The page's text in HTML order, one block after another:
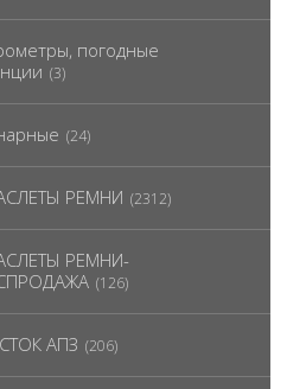
погодные
(3)
(24)
РЕМНИ (2312)
РЕМНИ-
(126)
АПЗ (206)